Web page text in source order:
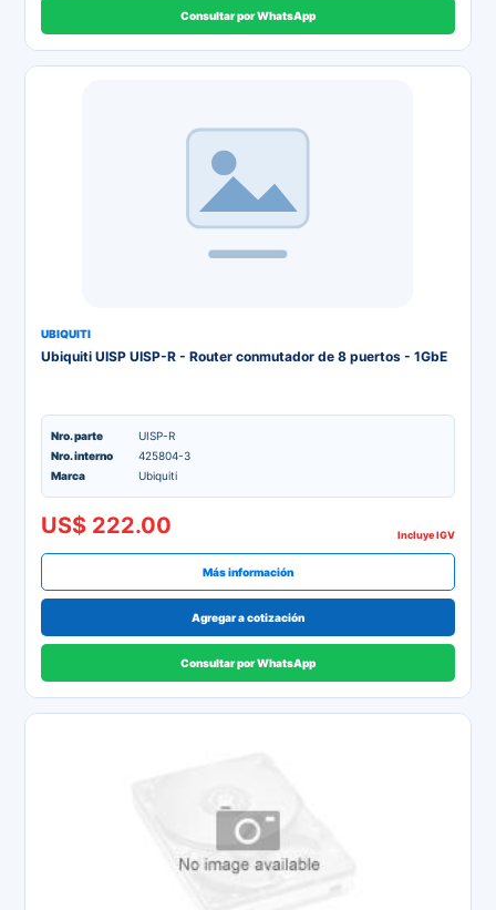
Consultar por WhatsApp
UBIQUITI
Ubiquiti UISP UISP-R - Router conmutador de 8 puertos - 1GbE
Nro. parte
UISP-R
Nro. interno
425804-3
Marca
Ubiquiti
US$ 222.00 Incluye IGV
Más información
Agregar a cotización
Consultar por WhatsApp